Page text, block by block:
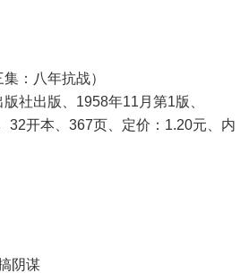
：八年抗战）
社出版、1958年11月第1版、
32开本、367页、定价：1.20元、内
阴谋